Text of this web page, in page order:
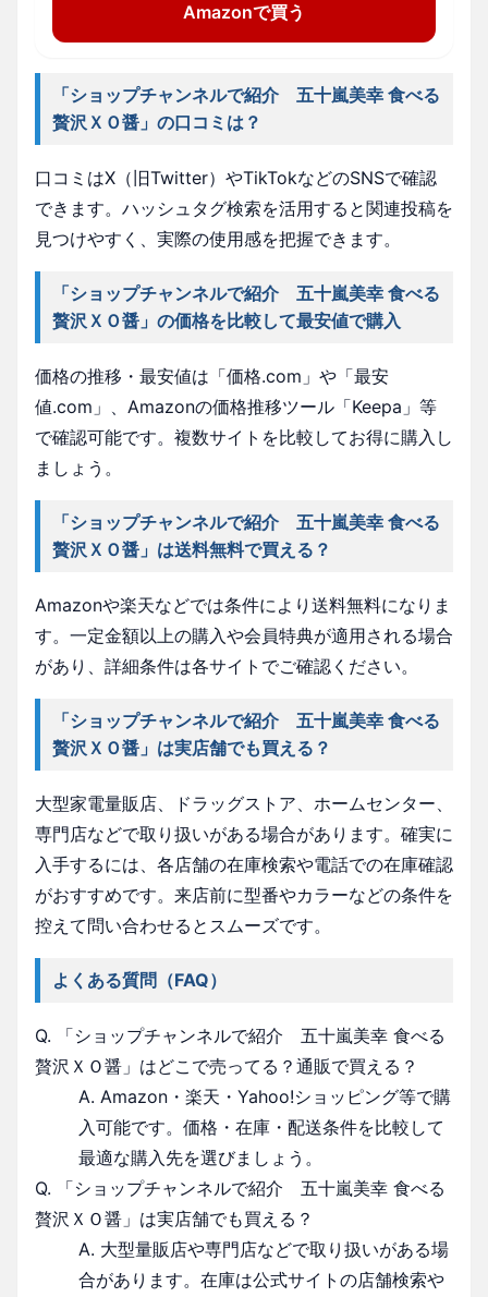
Amazonで買う
「ショップチャンネルで紹介 五十嵐美幸 食べる
贅沢ＸＯ醤」の口コミは？
口コミはX（旧Twitter）やTikTokなどのSNSで確認
できます。ハッシュタグ検索を活用すると関連投稿を
見つけやすく、実際の使用感を把握できます。
「ショップチャンネルで紹介 五十嵐美幸 食べる
贅沢ＸＯ醤」の価格を比較して最安値で購入
価格の推移・最安値は「価格.com」や「最安
値.com」、Amazonの価格推移ツール「Keepa」等
で確認可能です。複数サイトを比較してお得に購入し
ましょう。
「ショップチャンネルで紹介 五十嵐美幸 食べる
贅沢ＸＯ醤」は送料無料で買える？
Amazonや楽天などでは条件により送料無料になりま
す。一定金額以上の購入や会員特典が適用される場合
があり、詳細条件は各サイトでご確認ください。
「ショップチャンネルで紹介 五十嵐美幸 食べる
贅沢ＸＯ醤」は実店舗でも買える？
大型家電量販店、ドラッグストア、ホームセンター、
専門店などで取り扱いがある場合があります。確実に
入手するには、各店舗の在庫検索や電話での在庫確認
がおすすめです。来店前に型番やカラーなどの条件を
控えて問い合わせるとスムーズです。
よくある質問（FAQ）
Q. 「ショップチャンネルで紹介 五十嵐美幸 食べる
贅沢ＸＯ醤」はどこで売ってる？通販で買える？
A. Amazon・楽天・Yahoo!ショッピング等で購
入可能です。価格・在庫・配送条件を比較して
最適な購入先を選びましょう。
Q. 「ショップチャンネルで紹介 五十嵐美幸 食べる
贅沢ＸＯ醤」は実店舗でも買える？
A. 大型量販店や専門店などで取り扱いがある場
合があります。在庫は公式サイトの店舗検索や